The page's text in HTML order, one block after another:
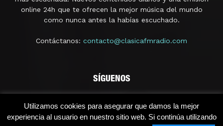
online 24h que te ofrecen la mejor música del mundo
como nunca antes la habías escuchado.
Contáctanos: contacto@clasicafmradio.com
SÍGUENOS
Utilizamos cookies para asegurar que damos la mejor
experiencia al usuario en nuestro sitio web. Si continúa utilizando